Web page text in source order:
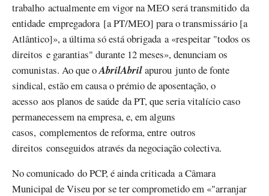
trabalho actualmente em vigor na MEO será transmitido da
entidade empregadora [a PT/MEO] para o transmissário [a
Atlântico]», a última só está obrigada a «respeitar "todos os
direitos e garantias" durante 12 meses», denunciam os
comunistas. Ao que oAbrilAbrilapurou junto de fonte
sindical, estão em causa o prémio de aposentação, o
acesso aos planos de saúde da PT, que seria vitalício caso
permanecessem na empresa, e, em alguns
casos, complementos de reforma, entre outros
direitos conseguidos através da negociação colectiva.
No comunicado do PCP, é ainda criticada a Câmara
Municipal de Viseu por se ter comprometido em «"arranjar